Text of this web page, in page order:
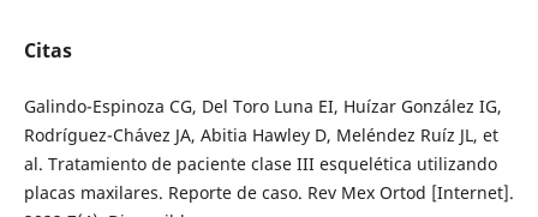
Citas
Galindo-Espinoza CG, Del Toro Luna EI, Huízar González IG,
Rodríguez-Chávez JA, Abitia Hawley D, Meléndez Ruíz JL, et
al. Tratamiento de paciente clase III esquelética utilizando
placas maxilares. Reporte de caso. Rev Mex Ortod [Internet].